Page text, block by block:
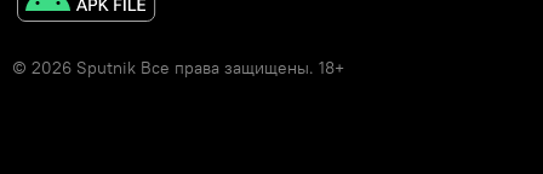
© 2026 Sputnik Все права защищены. 18+